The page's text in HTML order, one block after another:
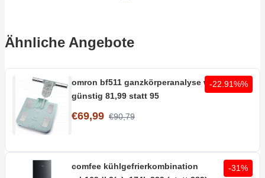
Ähnliche Angebote
omron bf511 ganzkörperanalyse waage,
günstig 81,99 statt 95
€69,99 €90,79
-22.91%%
comfee kühlgefrierkombination
-31%